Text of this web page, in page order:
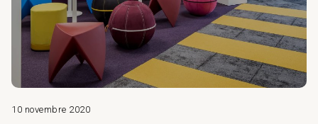
10 novembre 2020